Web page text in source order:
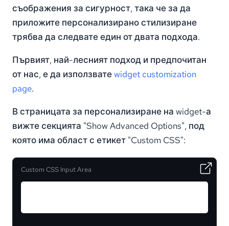
съображения за сигурност, така че за да
приложите персонализирано стилизиране
трябва да следвате един от двата подхода.
Първият, най-лесният подход и предпочитан
от нас, е да използватеwidget customization
page.
В страницата за персонализиране на widget-а
вижте секцията "Show Advanced Options", под
която има област с етикет "Custom CSS":
Custom CSS Input Area